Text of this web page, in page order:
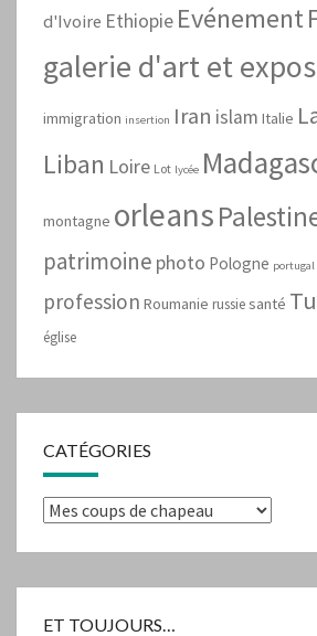
d'Ivoire Ethiopie Evénement
galerie d'art et
immigration insertion Iran islam Italie
Liban Loire Lot lycée
montagne orleans
patrimoine photo Pologne portugal
profession Roumanie russiesanté
église
CATÉGORIES
Catégories
ET TOUJOURS…